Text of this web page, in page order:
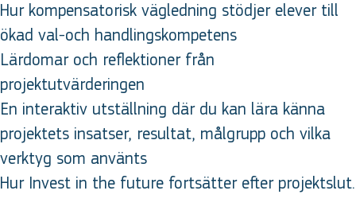
Hur kompensatorisk vägledning stödjer elever till
ökad val-och handlingskompetens
Lärdomar och reflektioner från
projektutvärderingen
En interaktiv utställning där du kan lära känna
projektets insatser, resultat, målgrupp och vilka
verktyg som använts
Hur Invest in the future fortsätter efter projektslut.